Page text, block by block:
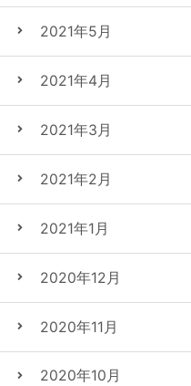
2021年5月
2021年4月
2021年3月
2021年2月
2021年1月
2020年12月
2020年11月
2020年10月